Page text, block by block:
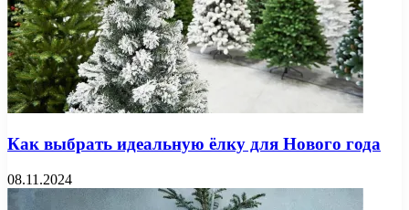
Как выбрать идеальную ёлку для Нового года
08.11.2024